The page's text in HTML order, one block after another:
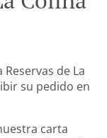
de La
su pedido en
carta